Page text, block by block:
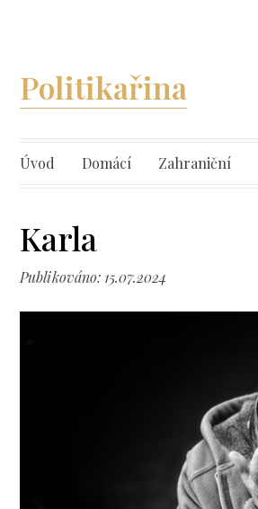
Politikařina
Úvod Domácí Zahraniční
Karla
Publikováno: 15.07.2024